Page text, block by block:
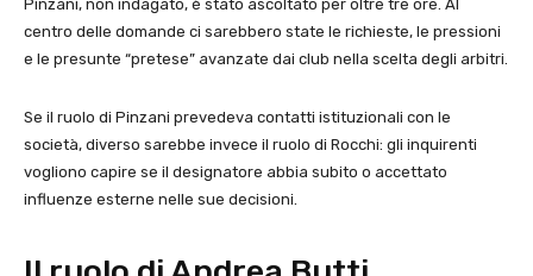
Pinzani, non indagato, è stato ascoltato per oltre tre ore. Al
centro delle domande ci sarebbero state le richieste, le pressioni
e le presunte “pretese” avanzate dai club nella scelta degli arbitri.
Se il ruolo di Pinzani prevedeva contatti istituzionali con le
società, diverso sarebbe invece il ruolo di Rocchi: gli inquirenti
vogliono capire se il designatore abbia subito o accettato
influenze esterne nelle sue decisioni.